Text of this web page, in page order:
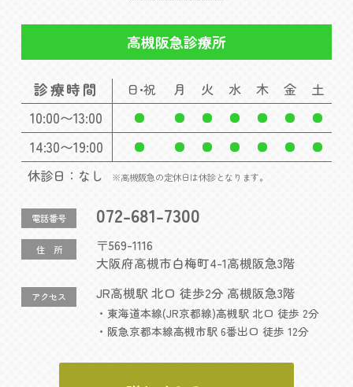
高槻阪急診療所
休診日：なし ※高槻阪急の定休日は休診となります。
診療時間 日・祝 月 火 水 木 金 土
10:00〜13:00
14:30〜19:00
電話番号 072-681-7300
住 所
〒569-1116
大阪府高槻市白梅町4-1高槻阪急3階
アクセス JR高槻駅 北口 徒歩2分 高槻阪急3階
・東海道本線(JR京都線)高槻駅 北口 徒歩 2分
・阪急京都本線高槻市駅 6番出口 徒歩 12分